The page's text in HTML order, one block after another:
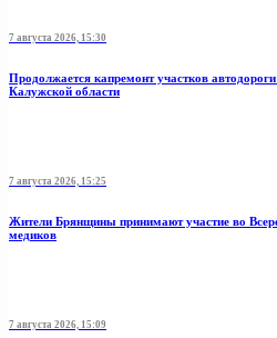
7 августа 2026, 15:30
Продолжается капремонт участков
Калужской области
7 августа 2026, 15:25
Жители Брянщины принимают участие во
медиков
7 августа 2026, 15:09